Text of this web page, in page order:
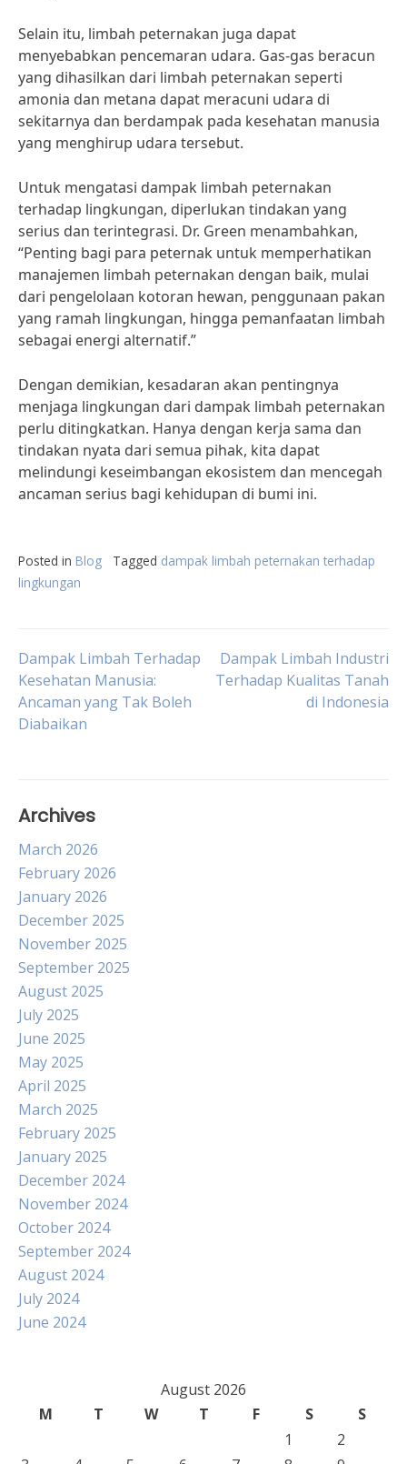
Selain itu, limbah peternakan juga dapat
menyebabkan pencemaran udara. Gas-gas beracun
yang dihasilkan dari limbah peternakan seperti
amonia dan metana dapat meracuni udara di
sekitarnya dan berdampak pada kesehatan manusia
yang menghirup udara tersebut.
Untuk mengatasi dampak limbah peternakan
terhadap lingkungan, diperlukan tindakan yang
serius dan terintegrasi. Dr. Green menambahkan,
“Penting bagi para peternak untuk memperhatikan
manajemen limbah peternakan dengan baik, mulai
dari pengelolaan kotoran hewan, penggunaan pakan
yang ramah lingkungan, hingga pemanfaatan limbah
sebagai energi alternatif.”
Dengan demikian, kesadaran akan pentingnya
menjaga lingkungan dari dampak limbah peternakan
perlu ditingkatkan. Hanya dengan kerja sama dan
tindakan nyata dari semua pihak, kita dapat
melindungi keseimbangan ekosistem dan mencegah
ancaman serius bagi kehidupan di bumi ini.
Posted in Blog Tagged dampak limbah peternakan terhadap
lingkungan
Post
navigation
Dampak Limbah Terhadap
Kesehatan Manusia:
Ancaman yang Tak Boleh
Diabaikan
Dampak Limbah Industri
Terhadap Kualitas Tanah
di Indonesia
Archives
March 2026
February 2026
January 2026
December 2025
November 2025
September 2025
August 2025
July 2025
June 2025
May 2025
April 2025
March 2025
February 2025
January 2025
December 2024
November 2024
October 2024
September 2024
August 2024
July 2024
June 2024
August 2026
M
T W T F S
S
1
2